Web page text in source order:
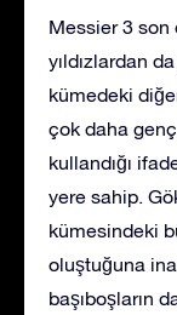
Messier 3 son
yıldızlardan
kümedeki
çok daha genç
kullandığı
yere sahip.
kümesindeki
oluştuğuna
başıboşların